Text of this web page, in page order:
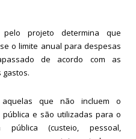
projeto determina que
o limite anual para despesas
de acordo com as
gastos.
que não incluem o
e são utilizadas para o
pública (custeio, pessoal,